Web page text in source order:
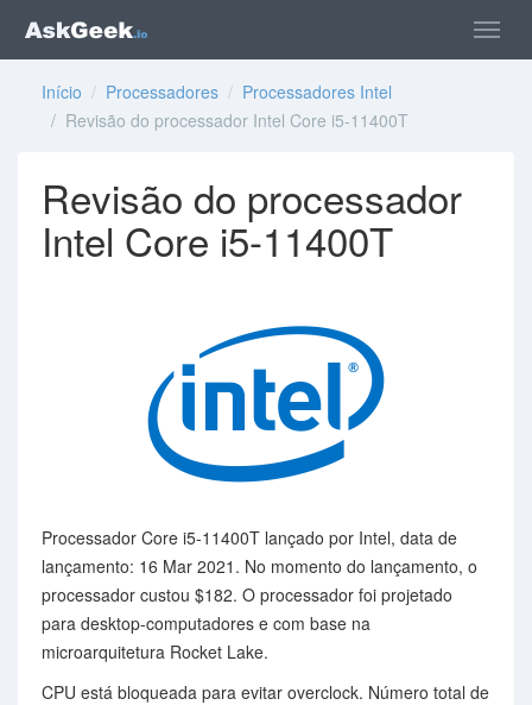
Início / Processadores / Processadores Intel
/ Revisão do processador Intel Core i5-11400T
Revisão do processador
Intel Core i5-11400T
Processador Core i5-11400T lançado por Intel, data de
lançamento: 16 Mar 2021. No momento do lançamento, o
processador custou $182. O processador foi projetado
para desktop-computadores e com base na
microarquitetura Rocket Lake.
CPU está bloqueada para evitar overclock. Número total de